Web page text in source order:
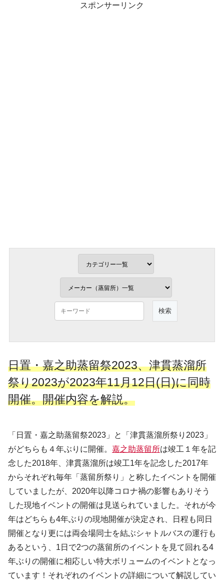
スポンサーリンク
日置・嘉之助蒸留祭2023、津貫蒸溜所
祭り2023が2023年11月12日(日)に同時
開催。開催内容を解説。
「日置・嘉之助蒸留祭2023」と「津貫蒸溜所祭り2023」
がどちらも４年ぶりに開催。 嘉之助蒸留所は竣工１年を記
念した2018年、津貫蒸溜所は竣工1年を記念した2017年
からそれぞれ毎年「蒸留所祭り」と称したイベントを開催
していましたが、2020年以降コロナ禍の影響もありそう
した現地イベントの開催は見送られていました。それが今
年はどちらも4年ぶりの現地開催が決定され、日程も同日
開催となり更には両会場同士を結ぶシャトルバスの運行も
あるという、1日で2つの蒸留所のイベントを見て回れる4
年ぶりの開催に相応しい特大ボリュームのイベントとなっ
ています！それぞれのイベントの詳細について解説してい